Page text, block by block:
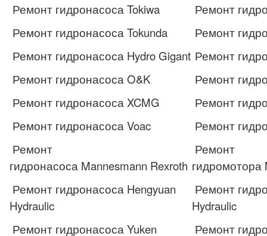
Ремонт гидронасоса Tokiwa
Ремонт
Ремонт гидронасоса Tokunda
Ремонт
Ремонт гидронасоса Hydro Gigant Ремонт
Ремонт гидронасоса O&K
Ремонт
Ремонт гидронасоса XCMG
Ремонт
Ремонт гидронасоса Voac
Ремонт
Ремонт
гидронасоса Mannesmann Rexroth
Ремонт
гидромотора
Ремонт гидронасоса Hengyuan
Hydraulic
Ремонт
Hydraulic
Ремонт гидронасоса Yuken
Ремонт